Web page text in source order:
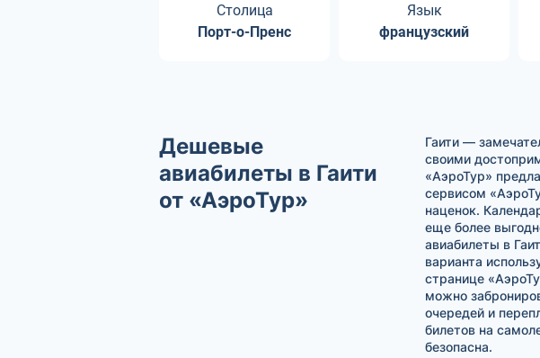
Столица
Порт-о-Пренс
Язык
французский
Дешевые
авиабилеты в Гаити
от «АэроТур»
Гаити —
своими
«АэроТур»
сервисом
наценок.
еще более
авиабилеты в
варианта
странице
можно
очередей и
билетов на
безопасна.